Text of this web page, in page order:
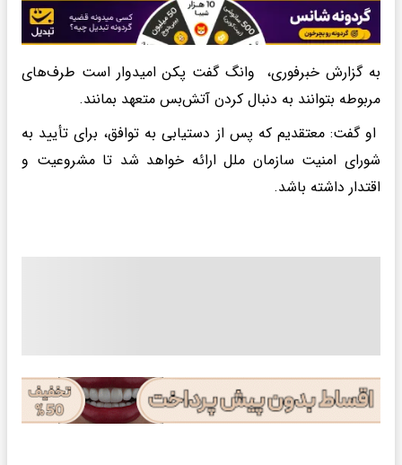
به گزارش خبرفوری، وانگ گفت پکن امیدوار است طرف‌های
مربوطه بتوانند به دنبال کردن آتش‌بس متعهد بمانند.
او گفت: معتقدیم که پس از دستیابی به توافق، برای تأیید به
شورای امنیت سازمان ملل ارائه خواهد شد تا مشروعیت و
اقتدار داشته باشد.